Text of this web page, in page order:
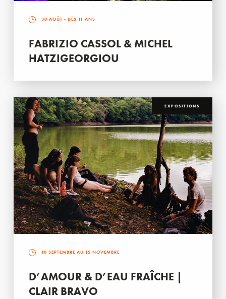
30 AOÛT - DÈS 11 ANS
FABRIZIO CASSOL & MICHEL
HATZIGEORGIOU
EXPOSITIONS
10 SEPTEMBRE AU 15 NOVEMBRE
D’AMOUR & D’EAU FRAÎCHE |
CLAIR BRAVO